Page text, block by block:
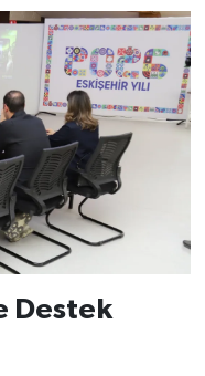
Destek